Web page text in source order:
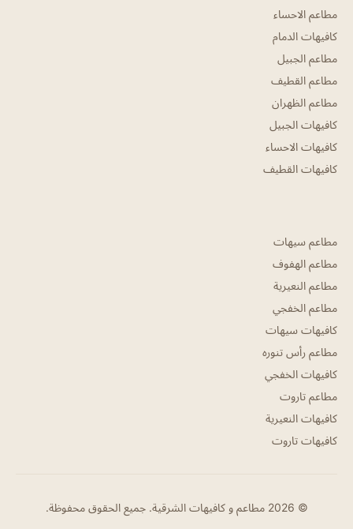
مطاعم الاحساء
كافيهات الدمام
مطاعم الجبيل
مطاعم القطيف
مطاعم الظهران
كافيهات الجبيل
كافيهات الاحساء
كافيهات القطيف
مطاعم سيهات
مطاعم الهفوف
مطاعم النعيرية
مطاعم الخفجي
كافيهات سيهات
مطاعم رأس تنوره
كافيهات الخفجي
مطاعم تاروت
كافيهات النعيرية
كافيهات تاروت
© 2026 مطاعم و كافيهات الشرقية. جميع الحقوق محفوظة.